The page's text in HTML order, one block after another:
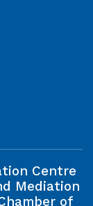
Centre
Mediation
of